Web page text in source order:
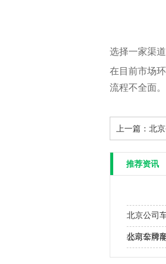
选择一家渠
在目前市场
流程不全面
上一篇： 北
推荐资讯
北京公司
北京公司
南…
公司车牌